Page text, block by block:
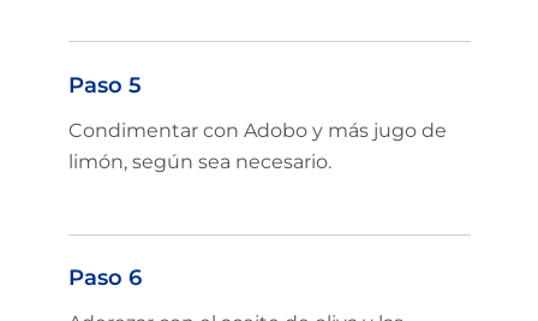
Paso 5
Condimentar con Adobo y más jugo de
limón, según sea necesario.
Paso 6